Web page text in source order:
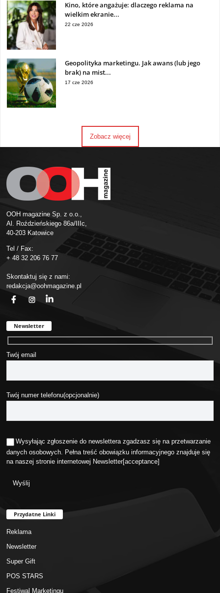
Kino, które angażuje: dlaczego reklama na
wielkim ekranie...
22 cze 2026
Geopolityka marketingu. Jak awans (lub jego
brak) na mist...
17 cze 2026
Zobacz więcej
OOH magazine Sp. z o.o.,
Al. Roździeńskiego 86a/IIIc,
40-203 Katowice
Tel / Fax:
+ 48 32 206 76 77
Skontaktuj się z nami:
redakcja@oohmagazine.pl
Newsletter
Twój email
Twój numer telefonu(opcjonalnie)
Wysyłając zgłoszenie do newslettera zgadzasz się na przetwarzanie
danych osobowych. Pełna treść obowiązku informacyjnego znajduje się
na naszej stronie internetowej Newsletter[acceptance]
Przydatne Linki
Reklama
Newsletter
Super Gift
POS STARS
Festiwal Marketingu